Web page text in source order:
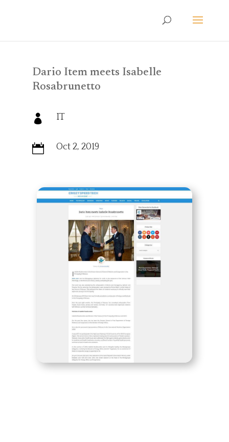
Dario Item meets Isabelle
Rosabrunetto
 IT
 Oct 2, 2019